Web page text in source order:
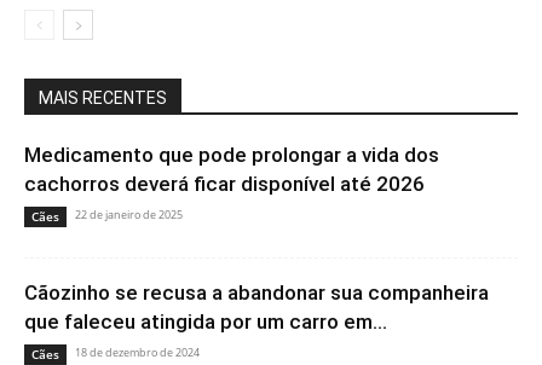
MAIS RECENTES
Medicamento que pode prolongar a vida dos
cachorros deverá ficar disponível até 2026
Cães 22 de janeiro de 2025
Cãozinho se recusa a abandonar sua companheira
que faleceu atingida por um carro em...
Cães 18 de dezembro de 2024